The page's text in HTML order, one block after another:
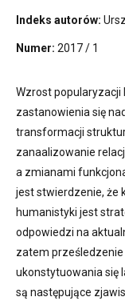
Indeks autorów:
Numer: 2017 / 1
Wzrost
zastanowienia się
transformacji
zanaalizowanie
a zmianami
jest stwierdzenie, że
humanistyki jest
odpowiedzi na
zatem prześledzenie
ukonstytuowania się
są następujące